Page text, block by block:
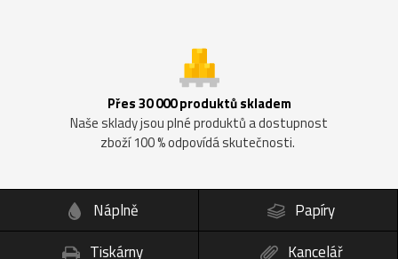
Přes 30 000 produktů skladem
Naše sklady jsou plné produktů a dostupnost
zboží 100 % odpovídá skutečnosti.
Náplně
Papíry
Tiskárny
Kancelář